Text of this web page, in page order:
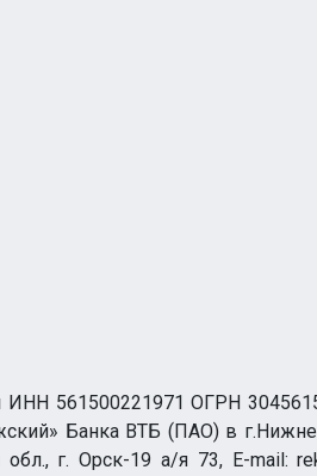
561500221971 ОГРН
Банка ВТБ (ПАО) в
обл., г. Орск-19 а/я 73, E-